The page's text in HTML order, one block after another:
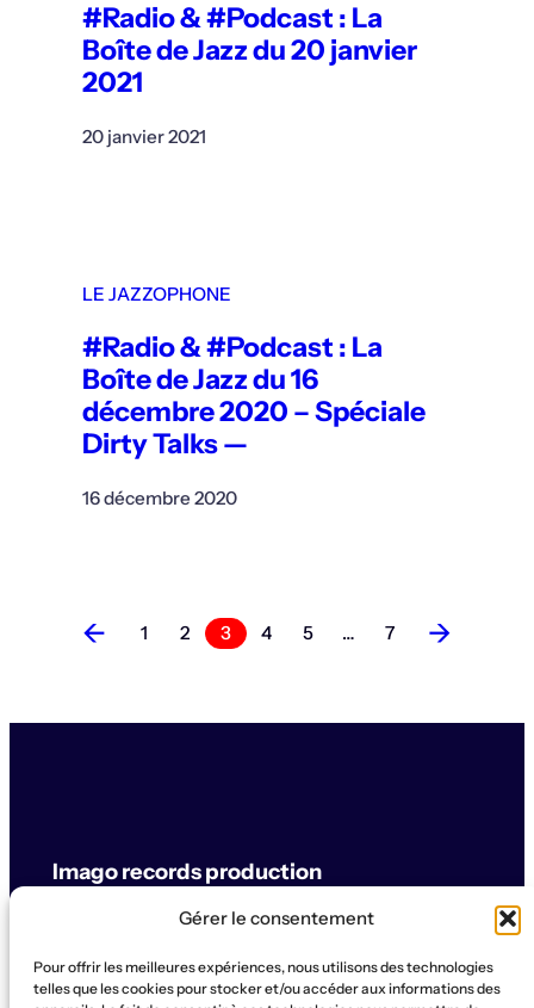
Gérer le consentement
Pour offrir les meilleures expériences, nous utilisons des technologies
telles que les cookies pour stocker et/ou accéder aux informations des
#Radio & #Podcast : La
Boîte de Jazz du 20 janvier
2021
20 janvier 2021
LE JAZZOPHONE
#Radio & #Podcast : La
Boîte de Jazz du 16
décembre 2020 – Spéciale
Dirty Talks —
16 décembre 2020
← 1 2 3 4 5 … 7 →
Imago records production
© Imago records production